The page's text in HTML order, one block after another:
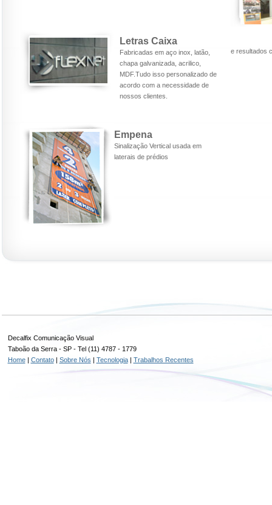
Letras Caixa
Fabricadas em aço inox, latão,
chapa galvanizada, acrilico,
MDF.Tudo isso personalizado de
acordo com a necessidade de
nossos clientes.
e resultados
Empena
Sinalização Vertical usada em
laterais de prédios
Decalfix Comunicação Visual
Taboão da Serra - SP - Tel (11) 4787 - 1779
Home| Contato| Sobre Nós | Tecnologia| Trabalhos Recentes